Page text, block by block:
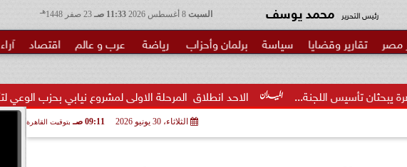
السبت 11:33 صـ هـ رئيس التحرير محمد يوسف
مصر تقارير وقضايا سياسة برلمان وأحزاب رياضة عرب و عالم اقتصاد
الاحد انطلاق  المرحلة الاولى لمشروع نيابي بحزب الوعي لتأهيل...
الثلاثاء، 30 يونيو 2026 09:11 صـ بتوقيت القاهرة